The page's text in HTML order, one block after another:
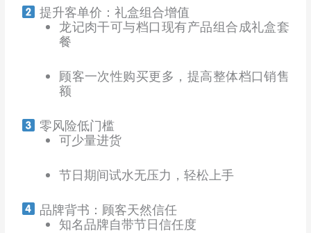
提升客单价：礼盒组合增值
龙记肉干可与档口现有产品组合成礼盒套
餐
顾客一次性购买更多，提高整体档口销售
额
零风险低门槛
可少量进货
节日期间试水无压力，轻松上手
品牌背书：顾客天然信任
知名品牌自带节日信任度